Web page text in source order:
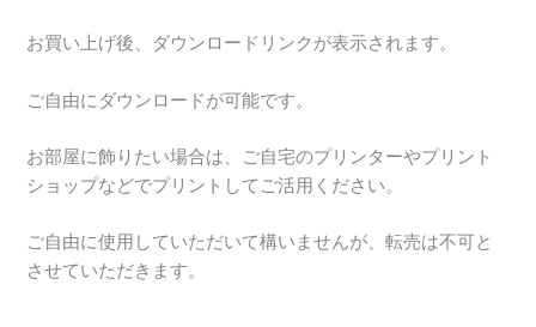
お買い上げ後、ダウンロードリンクが表示されます。
ご自由にダウンロードが可能です。
お部屋に飾りたい場合は、ご自宅のプリンターやプリント
ショップなどでプリントしてご活用ください。
ご自由に使用していただいて構いませんが、転売は不可と
させていただきます。